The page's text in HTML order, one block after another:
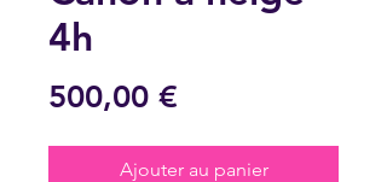
4h
500,00 €
Ajouter au panier